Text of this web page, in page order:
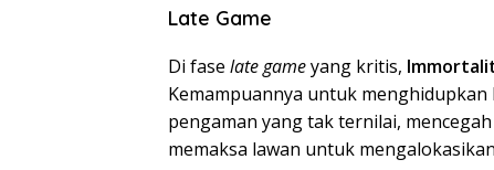
Late Game
Di fase late gameyang kritis,
Kemampuannya untuk
pengaman yang tak ternilai,
memaksa lawan untuk